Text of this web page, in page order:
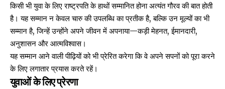
किसी भी युवा के लिए राष्ट्रपति के हाथों सम्मानित होना अत्यंत गौरव की बात होती
है। यह सम्मान न केवल चारु की उपलब्धि का प्रतीक है, बल्कि उन मूल्यों का भी
सम्मान है, जिन्हें उन्होंने अपने जीवन में अपनाया—कड़ी मेहनत, ईमानदारी,
अनुशासन और आत्मविश्वास।
यह सम्मान आने वाली पीढ़ियों को भी प्रेरित करेगा कि वे अपने सपनों को पूरा करने
के लिए लगातार प्रयास करते रहें।
युवाओं के लिए प्रेरणा